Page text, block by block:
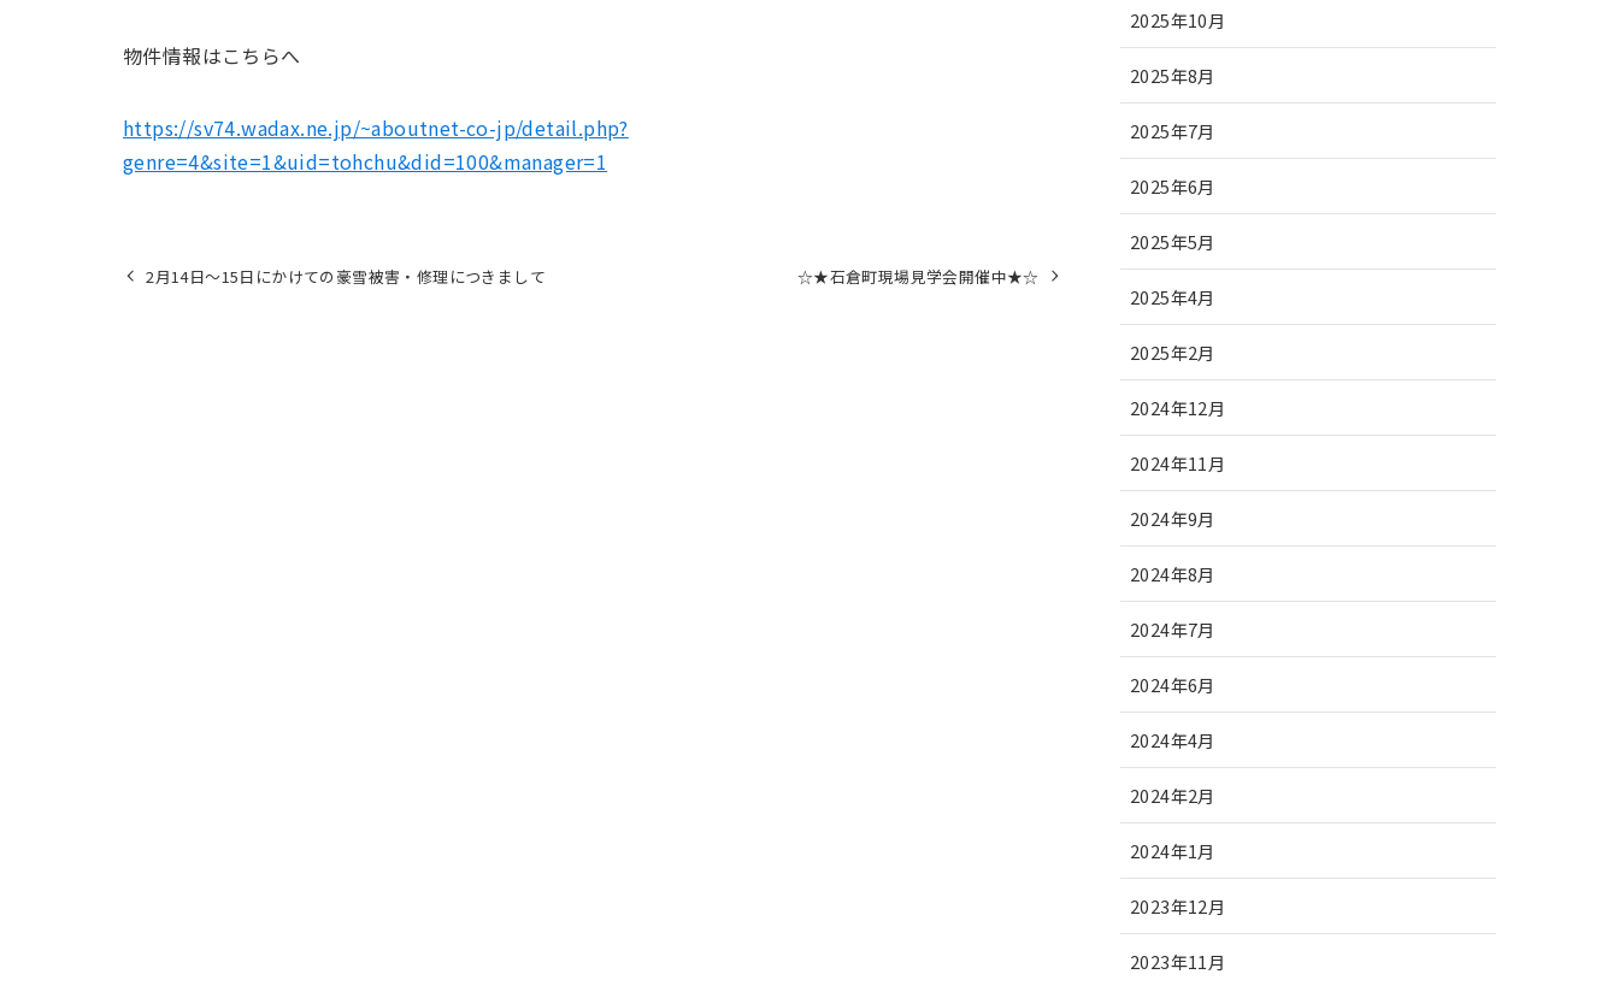
物件情報はこちらへ
https://sv74.wadax.ne.jp/~aboutnet-co-jp/detail.php?
genre=4&site=1&uid=tohchu&did=100&manager=1
2月14日～15日にかけての豪雪被害・修理につきまして ☆★石倉町現場見学会開催中★☆
2025年10月
2025年8月
2025年7月
2025年6月
2025年5月
2025年4月
2025年2月
2024年12月
2024年11月
2024年9月
2024年8月
2024年7月
2024年6月
2024年4月
2024年2月
2024年1月
2023年12月
2023年11月